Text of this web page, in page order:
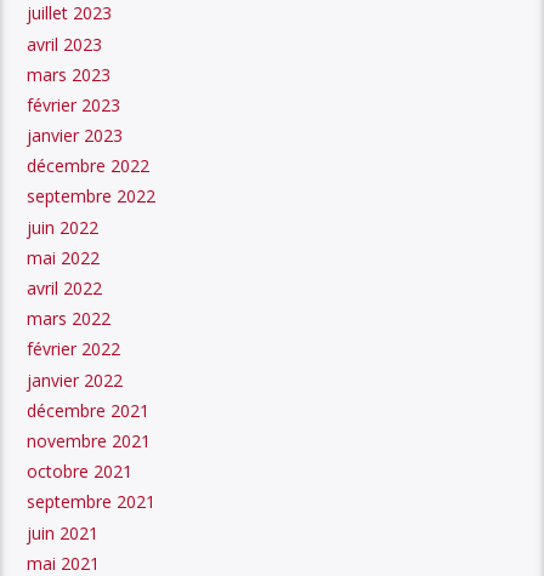
juillet 2023
avril 2023
mars 2023
février 2023
janvier 2023
décembre 2022
septembre 2022
juin 2022
mai 2022
avril 2022
mars 2022
février 2022
janvier 2022
décembre 2021
novembre 2021
octobre 2021
septembre 2021
juin 2021
mai 2021